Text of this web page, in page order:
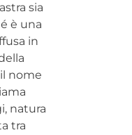
sia
è una
in
nome
natura
tra